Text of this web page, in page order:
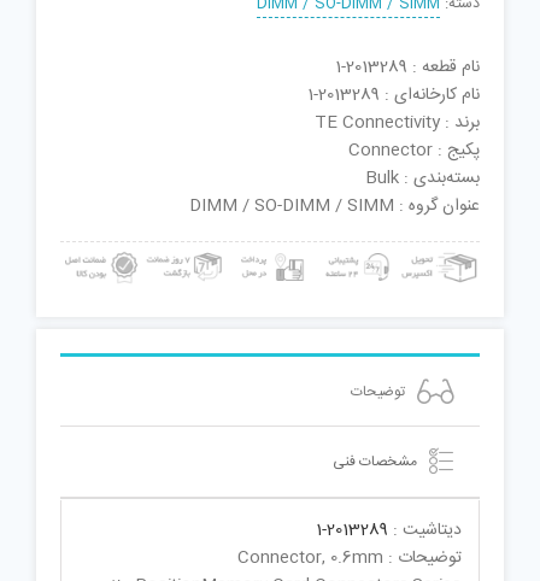
نام قطعه : 2013289-1
نام کارخانه‌ای : 2013289-1
برند : TE Connectivity
پکیج : Connector
بسته‌بندی : Bulk
عنوان گروه : DIMM / SO-DIMM / SIMM
توضیحات
مشخصات فنی
دیتاشیت : 2013289-1
توضیحات : Connector, 0.6mm